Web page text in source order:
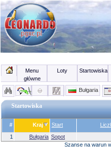
Menu
główne
Loty Startowiska
Bułgaria
Startowiska
# Kraj Start
1
Bułgaria Sopot
Szanse na warun